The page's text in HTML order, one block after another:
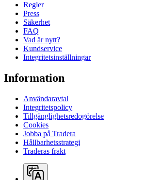
Regler
Press
Säkerhet
FAQ
Vad är nytt?
Kundservice
Integritetsinställningar
Information
Användaravtal
Integritetspolicy
Tillgänglighetsredogörelse
Cookies
Jobba på Tradera
Hållbarhetsstrategi
Traderas frakt